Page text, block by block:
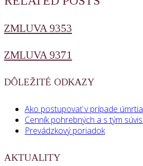
ZMLUVA 9353
ZMLUVA 9371
DÔLEŽITÉ ODKAZY
Ako postupovať v prípade úmrtia
Cenník pohrebných a s tým
Prevádzkový poriadok
AKTUALITY